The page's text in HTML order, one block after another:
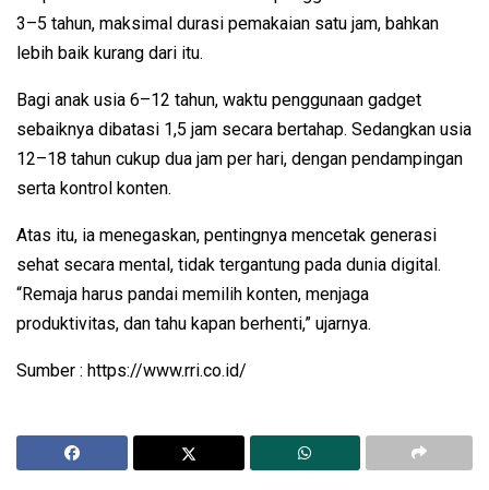
3–5 tahun, maksimal durasi pemakaian satu jam, bahkan
lebih baik kurang dari itu.
Bagi anak usia 6–12 tahun, waktu penggunaan gadget
sebaiknya dibatasi 1,5 jam secara bertahap. Sedangkan usia
12–18 tahun cukup dua jam per hari, dengan pendampingan
serta kontrol konten.
Atas itu, ia menegaskan, pentingnya mencetak generasi
sehat secara mental, tidak tergantung pada dunia digital.
“Remaja harus pandai memilih konten, menjaga
produktivitas, dan tahu kapan berhenti,” ujarnya.
Sumber : https://www.rri.co.id/